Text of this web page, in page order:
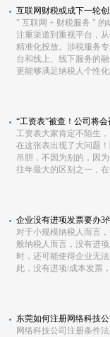
互联网财税或成下一轮
" 互联网 + 财税服务 "
注重渠道到重视平台，
精准化投放。涉税服务
台和线上、线下服务的
更能够满足纳税人个性
“工资表”被查！公司将会
工资表大家肯定不陌生
在这张表出现了大问题
吊胆，不因为别的，因
往年最大的区别之一，
企业没有进项发票要办3
对于小规模纳税人而言
般纳税人而言，没有进
时，还可能使得企业无
此，没有进项/成本发票
东莞如何注册网络科技公
网络科技公司注册条件